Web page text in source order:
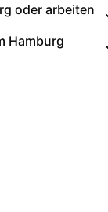
oder arbeiten
Hamburg